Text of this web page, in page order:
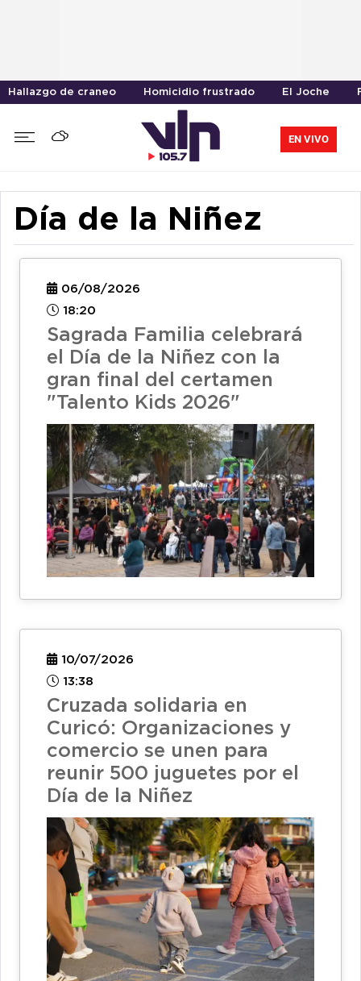
Hallazgo de craneo Homicidio frustrado El Joche
EN VIVO
Día de la Niñez
06/08/2026
18:20
Sagrada Familia celebrará
el Día de la Niñez con la
gran final del certamen
"Talento Kids 2026"
10/07/2026
13:38
Cruzada solidaria en
Curicó: Organizaciones y
comercio se unen para
reunir 500 juguetes por el
Día de la Niñez